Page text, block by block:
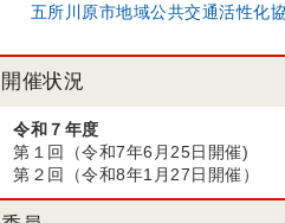
五所川原市地域公共交通活性化
開催状況
令和７年度
第１回（令和7年6月25日開
第２回（令和8年1月27日開